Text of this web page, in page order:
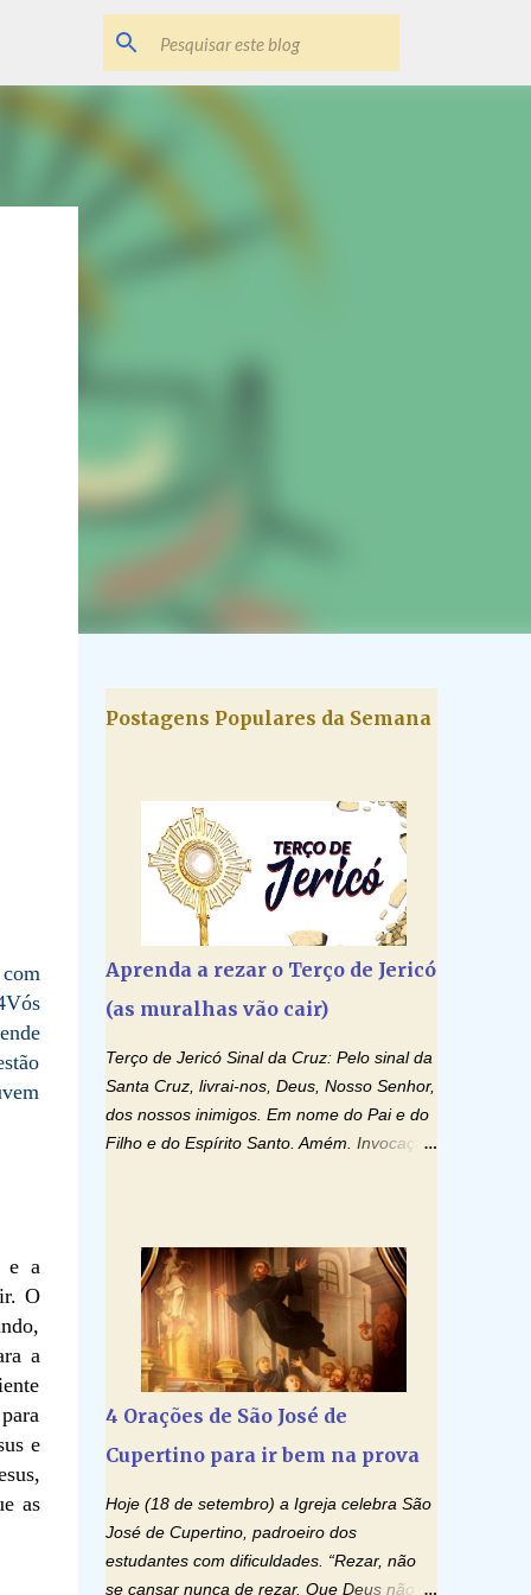
e a
O
a
e
as
Postagens Populares da Semana
Aprenda a rezar o Terço de Jericó
(as muralhas vão cair)
Terço de Jericó Sinal da Cruz: Pelo sinal da
Santa Cruz, livrai-nos, Deus, Nosso Senhor,
dos nossos inimigos. Em nome do Pai e do
Filho e do Espírito Santo. Amém. Invocação
o vosso Espírito e tudo será criado. E
renovareis a face da terra. Oremos: Ó
Deus, que instruístes os corações dos
vossos fiéis com a luz do Espírito Santo,
fazei que apreciemos retamente todas as
gozemos sempre da sua consolação. Por
Cristo, Senhor Nosso. Amém. Creio: Creio
céu e da terra; e em Jesus Cristo, seu único
Filho, nosso Senhor; que foi concebido pelo
poder do Espí­rito Santo; nasceu da Virgem
4 Orações de São José de
Cupertino para ir bem na prova
Hoje (18 de setembro) a Igreja celebra São
José de Cupertino, padroeiro dos
estudantes com dificuldades. “Rezar, não
se cansar nunca de rezar. Que Deus não é